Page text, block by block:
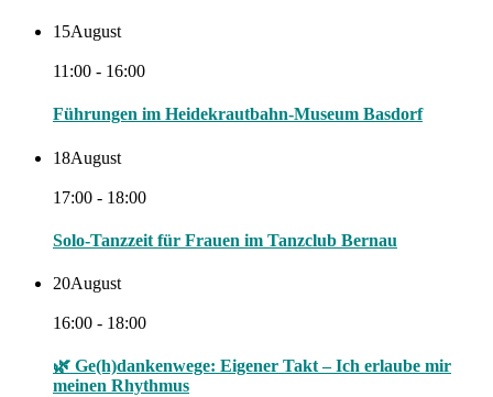
15August
11:00 - 16:00
Führungen im Heidekrautbahn-Museum Basdorf
18August
17:00 - 18:00
Solo-Tanzzeit für Frauen im Tanzclub Bernau
20August
16:00 - 18:00
🌿 Ge(h)dankenwege: Eigener Takt – Ich erlaube mir
meinen Rhythmus